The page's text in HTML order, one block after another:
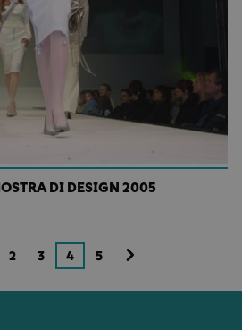
DI DESIGN 2005
2 3 4 5